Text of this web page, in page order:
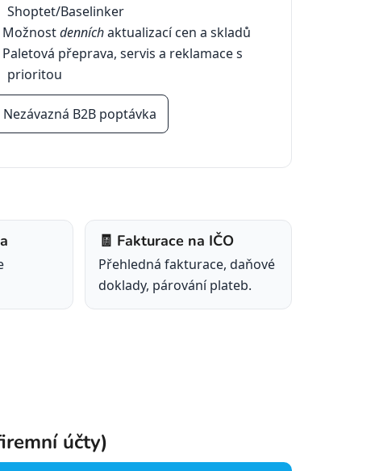
Shoptet/Baselinker
Možnostdenníchaktualizací cen a skladů
Paletová přeprava, servis a reklamace s
prioritou
Nezávazná B2B poptávka
🧾 Fakturace na IČO
Přehledná fakturace, daňové
doklady, párování plateb.
účty)